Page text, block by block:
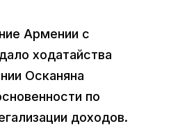
Армении с
ходатайства
Осканяна
по
доходов.